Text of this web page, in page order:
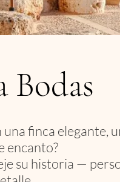
Bodas
finca elegante,
encanto?
su historia —